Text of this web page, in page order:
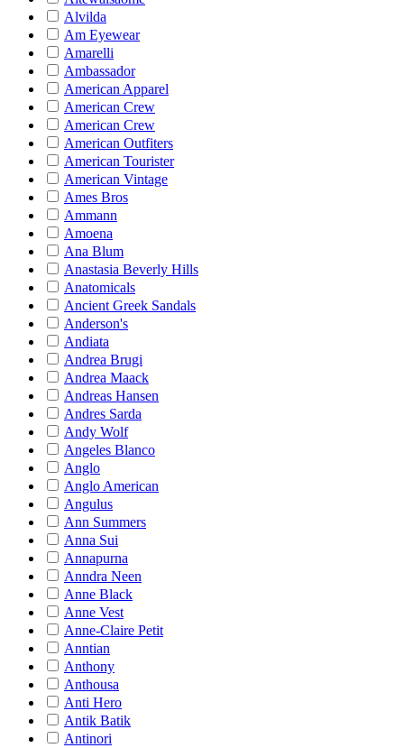
Alvilda
Am Eyewear
Amarelli
Ambassador
American Apparel
American Crew
American Crew
American Outfiters
American Tourister
American Vintage
Ames Bros
Ammann
Amoena
Ana Blum
Anastasia Beverly Hills
Anatomicals
Ancient Greek Sandals
Anderson's
Andiata
Andrea Brugi
Andrea Maack
Andreas Hansen
Andres Sarda
Andy Wolf
Angeles Blanco
Anglo
Anglo American
Angulus
Ann Summers
Anna Sui
Annapurna
Anndra Neen
Anne Black
Anne Vest
Anne-Claire Petit
Anntian
Anthony
Anthousa
Anti Hero
Antik Batik
Antinori